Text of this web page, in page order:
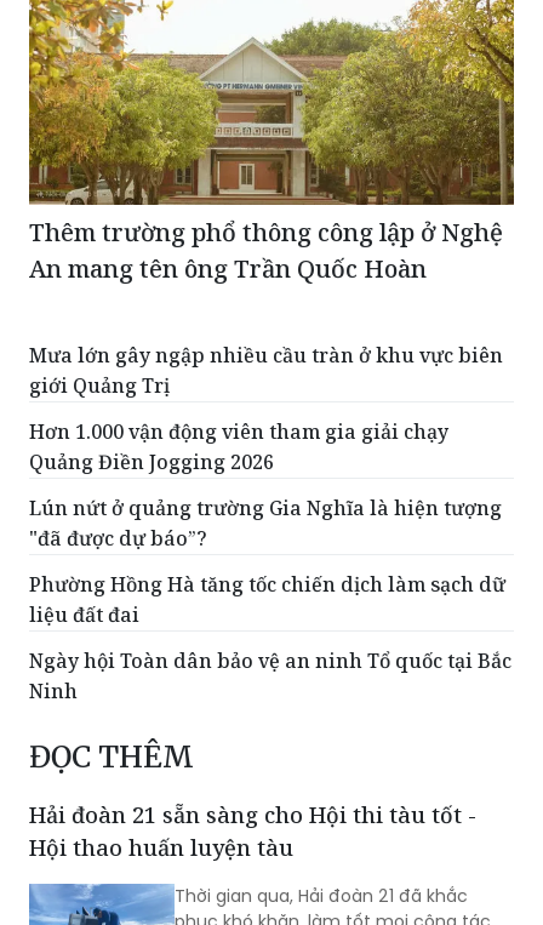
Thêm trường phổ thông công lập ở Nghệ
An mang tên ông Trần Quốc Hoàn
Mưa lớn gây ngập nhiều cầu tràn ở khu vực biên
giới Quảng Trị
Hơn 1.000 vận động viên tham gia giải chạy
Quảng Điền Jogging 2026
Lún nứt ở quảng trường Gia Nghĩa là hiện tượng
"đã được dự báo”?
Phường Hồng Hà tăng tốc chiến dịch làm sạch dữ
liệu đất đai
Ngày hội Toàn dân bảo vệ an ninh Tổ quốc tại Bắc
Ninh
ĐỌC THÊM
Hải đoàn 21 sẵn sàng cho Hội thi tàu tốt -
Hội thao huấn luyện tàu
Thời gian qua, Hải đoàn 21 đã khắc